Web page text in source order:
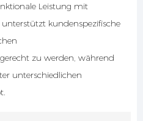
Leistung mit
kundenspezifische
zu werden, während
unterschiedlichen